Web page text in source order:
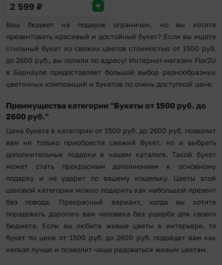
2 599 ₽
Ваш бюджет на подарок ограничен, но вы хотите
презентовать красивый и достойный букет? Если вы ищете
стильный букет из свежих цветов стоимостью от 1500 руб.
до 2600 руб., вы попали по адресу! Интернет-магазин Flor2U
в Барнауле предоставляет большой выбор разнообразных
цветочных композиций и букетов по очень доступной цене.
Преимущества категории "Букеты от 1500 руб. до
2600 руб."
Цена букета в категории от 1500 руб. до 2600 руб. позволит
вам не только приобрести свежий букет, но и выбрать
дополнительные подарки в нашем каталоге. Такой букет
может стать прекрасным дополнением к основному
подарку и не ударит по вашему кошельку. Цветы этой
ценовой категории можно подарить как небольшой презент
без повода. Прекрасный вариант, когда вы хотите
порадовать дорогого вам человека без ущерба для своего
бюджета. Если вы любите живые цветы в интерьере, то
букет по цене от 1500 руб. до 2600 руб. подойдет вам как
нельзя лучше и позволит чаще радоваться живым цветам.